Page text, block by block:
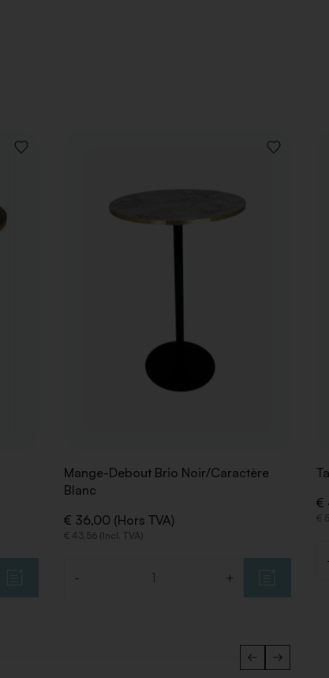
AJOUTER
AJOUTER
Mange-Debout Brio Noir/Caractère
Blanc
€ 36,00 (Hors TVA)
€ 43,56 (Incl. TVA)
- +
€
€